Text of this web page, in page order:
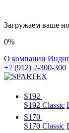
Загружаем ваше
0%
О компании
+7 (912) 2-300-300
S192
S192 Classic
S170
S170 Classic